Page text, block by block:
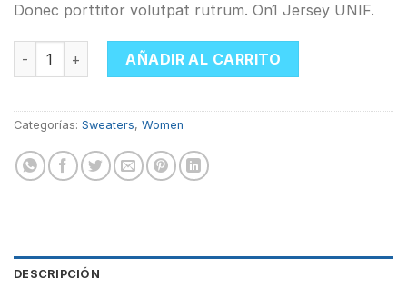
Donec porttitor volutpat rutrum. On1 Jersey UNIF.
On1 Jersey UNIF cantidadAÑADIR AL CARRITO
Categorías: Sweaters, Women
DESCRIPCIÓN